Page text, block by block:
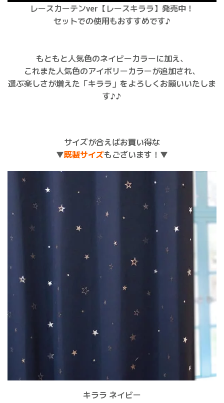
レースカーテンver【レースキララ】発売中！
セットでの使用もおすすめです♪
もともと人気色のネイビーカラーに加え、
これまた人気色のアイボリーカラーが追加され、
選ぶ楽しさが増えた「キララ」をよろしくお願いいたしま
す♪♪
サイズが合えばお買い得な
▼既製サイズもございます！▼
キララ ネイビー